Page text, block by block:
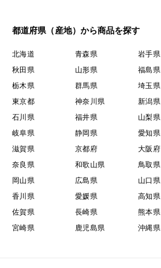
都道府県（産地）から商品を探す
北海道 青森県 岩手県
秋田県
山形県 福島県
栃木県
群馬県 埼玉県
東京都
神奈川県 新潟県
石川県
福井県 山梨県
岐阜県
静岡県 愛知県
滋賀県
京都府 大阪府
奈良県
和歌山県 鳥取県
岡山県
広島県 山口県
香川県
愛媛県 高知県
佐賀県
長崎県 熊本県
宮崎県
鹿児島県 沖縄県